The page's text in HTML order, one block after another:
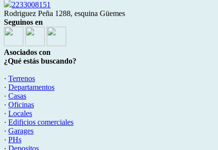
2233008151
Rodriguez Peña 1288, esquina Güemes
Seguinos en
Asociados con
¿Qué estás buscando?
· Terrenos
· Departamentos
· Casas
· Oficinas
· Locales
· Edificios comerciales
· Garages
· PHs